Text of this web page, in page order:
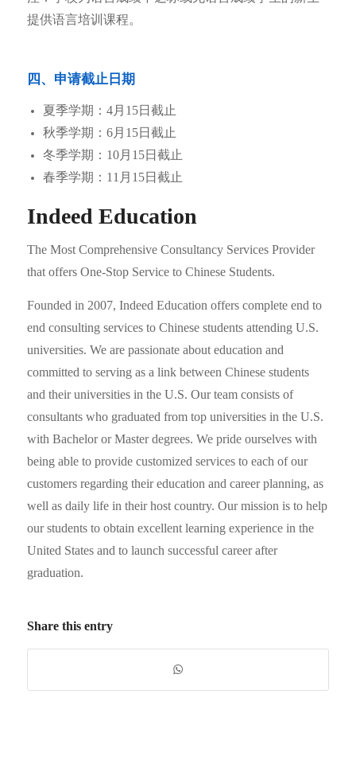
提供语言培训课程。
四、申请截止日期
夏季学期：4月15日截止
秋季学期：6月15日截止
冬季学期：10月15日截止
春季学期：11月15日截止
Indeed Education
The Most Comprehensive Consultancy Services Provider
that offers One-Stop Service to Chinese Students.
Founded in 2007, Indeed Education offers complete end to
end consulting services to Chinese students attending U.S.
universities. We are passionate about education and
committed to serving as a link between Chinese students
and their universities in the U.S. Our team consists of
consultants who graduated from top universities in the U.S.
with Bachelor or Master degrees. We pride ourselves with
being able to provide customized services to each of our
customers regarding their education and career planning, as
well as daily life in their host country. Our mission is to help
our students to obtain excellent learning experience in the
United States and to launch successful career after
graduation.
Share this entry